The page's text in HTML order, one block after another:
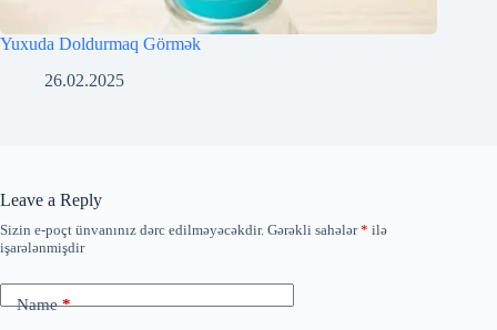
Yuxuda Doldurmaq Görmək
26.02.2025
Leave a Reply
Sizin e-poçt ünvanınız dərc edilməyəcəkdir. Gərəkli sahələr* ilə
işarələnmişdir
Name*